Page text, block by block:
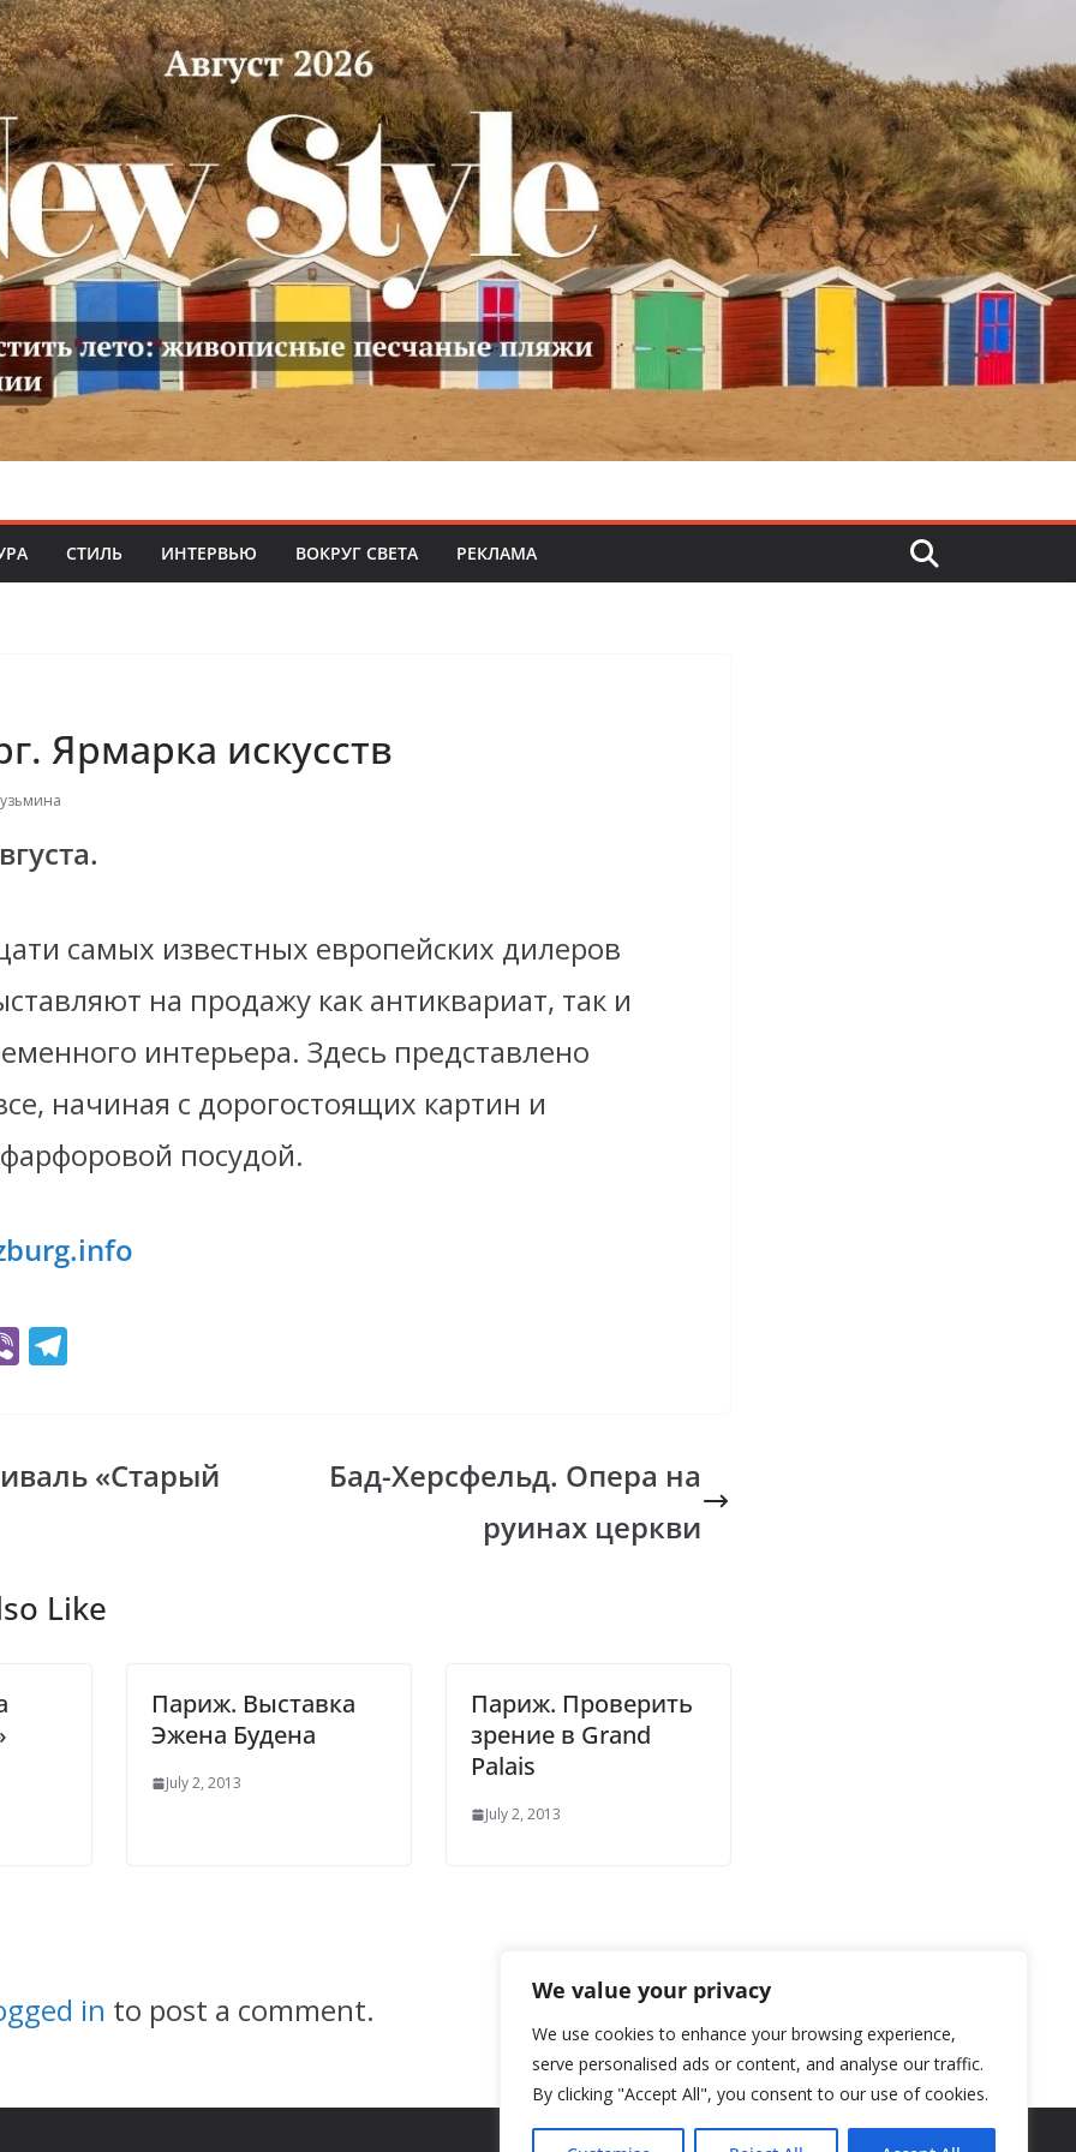
We value your privacy
We use cookies to enhance your browsing experience,
serve personalised ads or content, and analyse our traffic.
By clicking "Accept All", you consent to our use of cookies.
СТИЛЬ ИНТЕРВЬЮ ВОКРУГ СВЕТА РЕКЛАМА
Ярмарка искусств
.
самых известных европейских дилеров
на продажу как антиквариат, так и
интерьера. Здесь представлено
начиная с дорогостоящих картин и
посудой.
Vi
gr
a«Старый
Бад-Херсфельд. Опера на
руинах церкви
Like
Париж. Выставка
Эжена Будена
July 2, 2013
Париж. Проверить
зрение в Grand
Palais
July 2, 2013
in to post a comment.